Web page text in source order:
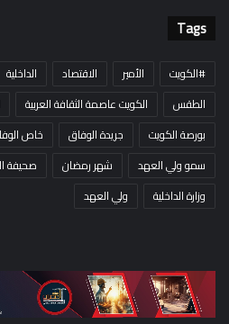
Tags
#الكويت الأمير الاقتصاد الداخلية
الطقس
الكويت عاصمة الثقافة العربية
بورصة الكويت
جريدة الوفاق خاص
سمو ولي العهد
شهر رمضان صحيفة
وزارة الداخلية
ولي العهد